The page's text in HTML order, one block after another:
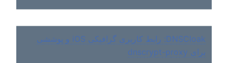
DNSCloak: رابط کاربری گرافیکی iOS و پوششی
برای dnscrypt-proxy